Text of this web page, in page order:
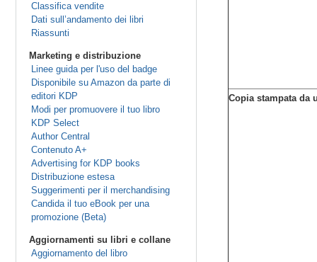
Classifica vendite
Dati sull’andamento dei libri
Riassunti
Marketing e distribuzione
Linee guida per l'uso del badge
Disponibile su Amazon da parte di
editori KDP
Modi per promuovere il tuo libro
KDP Select
Author Central
Contenuto A+
Advertising for KDP books
Distribuzione estesa
Suggerimenti per il merchandising
Candida il tuo eBook per una
promozione (Beta)
Aggiornamenti su libri e collane
Aggiornamento del libro
Copia stampata da